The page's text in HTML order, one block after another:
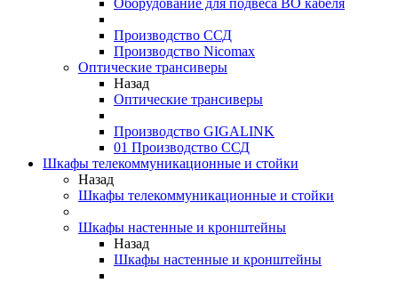
Оборудование для подвеса ВО кабеля
Производство ССД
Производство Nicomax
Оптические трансиверы
Назад
Оптические трансиверы
Производство GIGALINK
01 Производство ССД
Шкафы телекоммуникационные и стойки
Назад
Шкафы телекоммуникационные и стойки
Шкафы настенные и кронштейны
Назад
Шкафы настенные и кронштейны